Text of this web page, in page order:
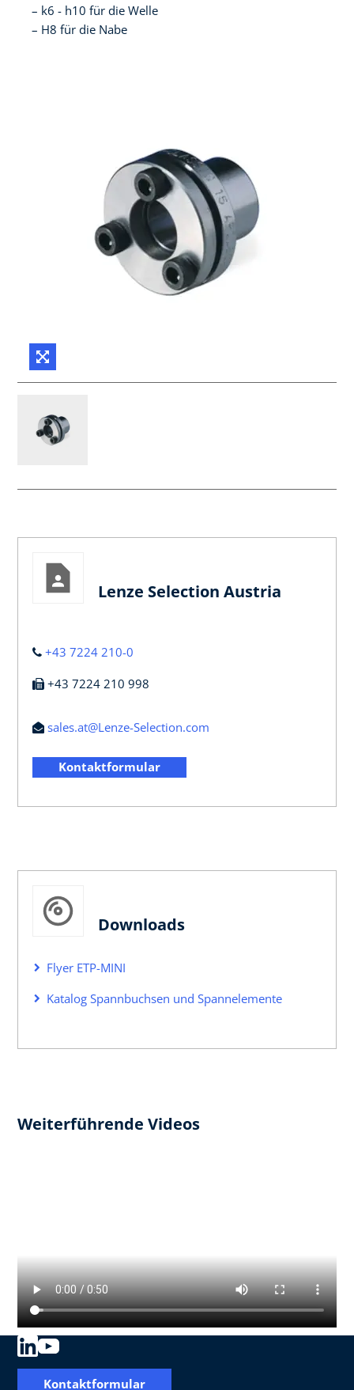
k6 - h10 für die Welle
H8 für die Nabe
Lenze Selection Austria
+43 7224 210-0
+43 7224 210 998
sales.at@Lenze-Selection.com
Kontaktformular
Downloads
Flyer ETP-MINI
Katalog Spannbuchsen und Spannelemente
Weiterführende Videos
Kontaktformular